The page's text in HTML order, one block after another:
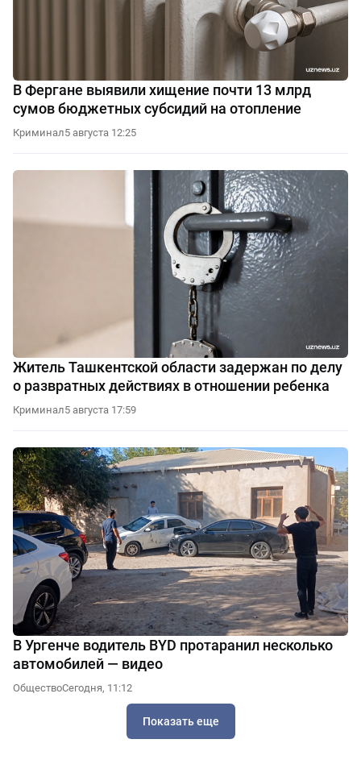
В Фергане выявили хищение почти 13 млрд
сумов бюджетных субсидий на отопление
Криминал5 августа 12:25
Житель Ташкентской области задержан по делу
о развратных действиях в отношении ребенка
Криминал5 августа 17:59
В Ургенче водитель BYD протаранил несколько
автомобилей — видео
ОбществоСегодня, 11:12
Показать еще